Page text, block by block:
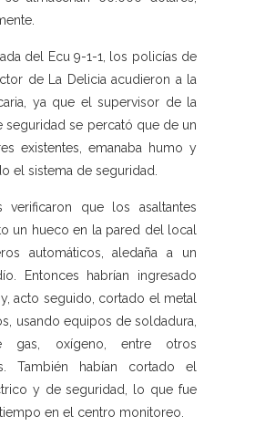
del Ecu 9-1-1, los policías de
de La Delicia acudieron a la
ya que el supervisor de la
seguridad se percató que de un
existentes, emanaba humo y
el sistema de seguridad.
verificaron que los asaltantes
un hueco en la pared del local
automáticos, aledaña a un
Entonces habrían ingresado
acto seguido, cortado el metal
usando equipos de soldadura,
gas, oxígeno, entre otros
También habían cortado el
y de seguridad, lo que fue
en el centro monitoreo.